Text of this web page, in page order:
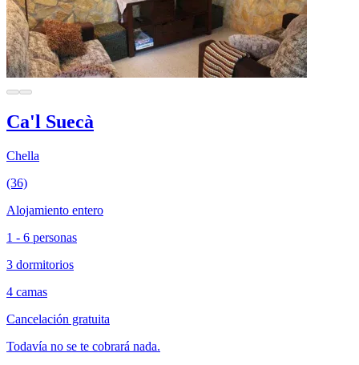
Ca'l Suecà
Chella
(36)
Alojamiento entero
1 - 6 personas
3 dormitorios
4 camas
Cancelación gratuita
Todavía no se te cobrará nada.